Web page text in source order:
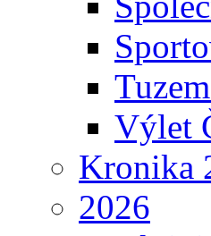
Výlet
Kronika
2026